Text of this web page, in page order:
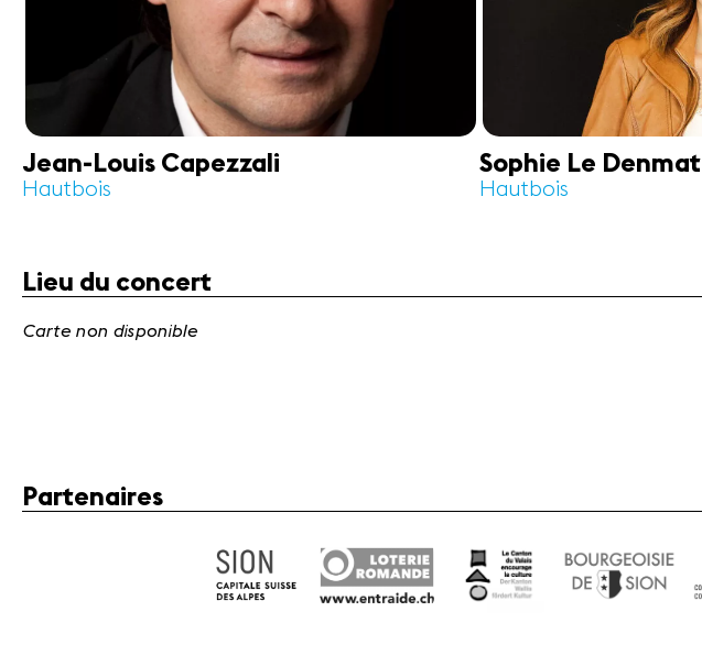
Jean-Louis Capezzali
Hautbois
Sophie Le Denmat
Hautbois
Lieu du concert
Carte non disponible
Partenaires